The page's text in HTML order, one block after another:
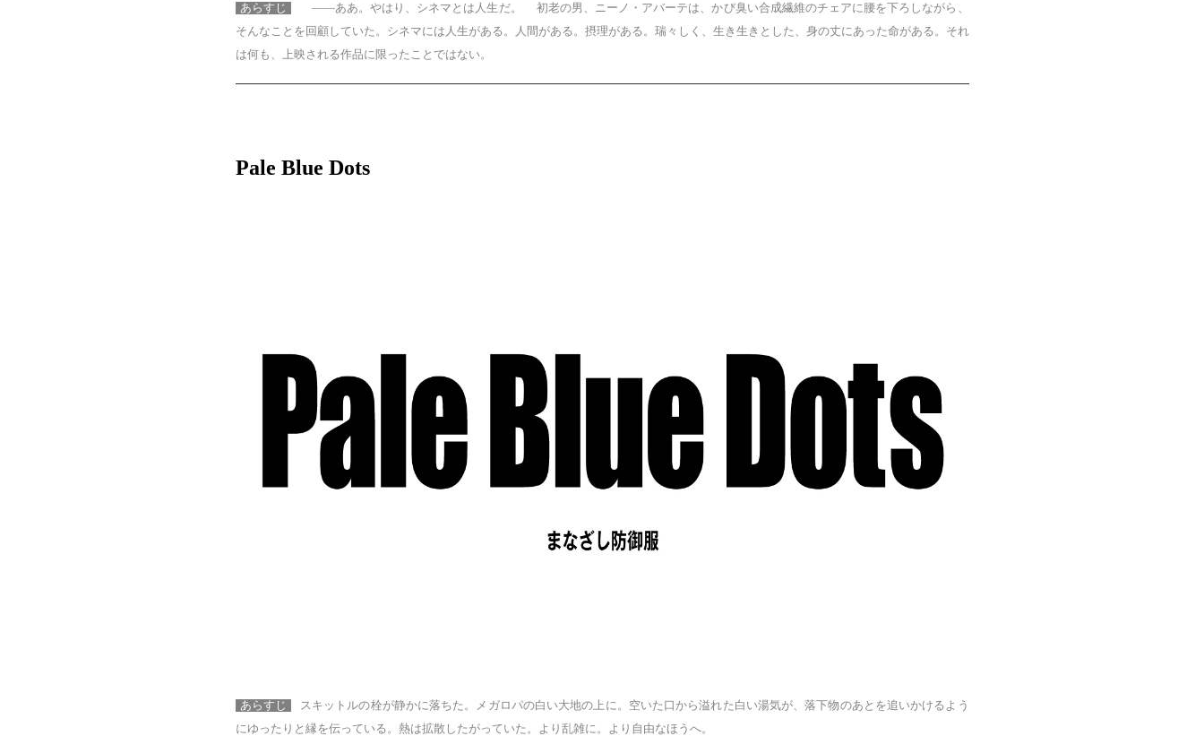
あらすじ
――ああ。やはり、シネマとは人生だ。 初老の男、ニーノ・アバーテは、かび臭い合成繊維のチェアに腰を下ろしながら、
そんなことを回顧していた。シネマには人生がある。人間がある。摂理がある。瑞々しく、生き生きとした、身の丈にあった命がある。それ
は何も、上映される作品に限ったことではない。
Pale Blue Dots
あらすじ
スキットルの栓が静かに落ちた。メガロパの白い大地の上に。空いた口から溢れた白い湯気が、落下物のあとを追いかけるよう
にゆったりと縁を伝っている。熱は拡散したがっていた。より乱雑に。より自由なほうへ。